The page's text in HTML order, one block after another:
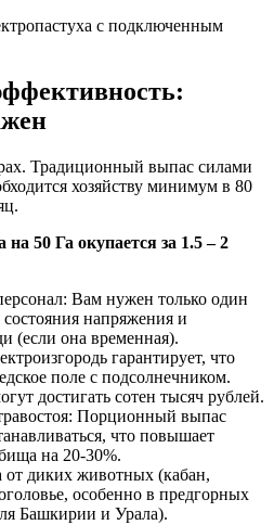
Традиционный выпас силами
хозяйству минимум в 80
на 50 Га окупается за 1.5 – 2
Вам нужен только один
состояния напряжения и
(если она временная).
гарантирует, что
поле с подсолнечником.
достигать сотен тысяч рублей.
Порционный выпас
что повышает
на 20-30%.
от диких животных (кабан,
особенно в предгорных
Башкирии и Урала).